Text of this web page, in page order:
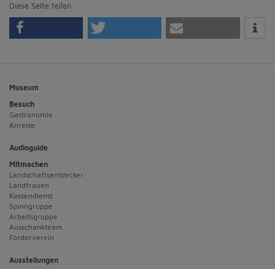
Diese Seite teilen
Museum
Besuch
Gastronomie
Anreise
Audioguide
Mitmachen
Landschaftsentdecker
Landfrauen
Kassendienst
Spinngruppe
Arbeitsgruppe
Ausschankteam
Förderverein
Ausstellungen